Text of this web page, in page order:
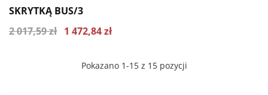
SKRYTKĄ BUS/3
2 017,59 zł 1 472,84 zł
Pokazano 1-15 z 15 pozycji